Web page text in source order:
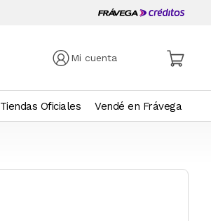
Mi cuenta
Tiendas Oficiales Vendé en Frávega